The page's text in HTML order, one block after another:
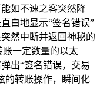
如不速之客突然降
白地显示“签名错误”
然中断并返回神秘的
一定数量的以太
出“签名错误，交易
的转账操作，瞬间化